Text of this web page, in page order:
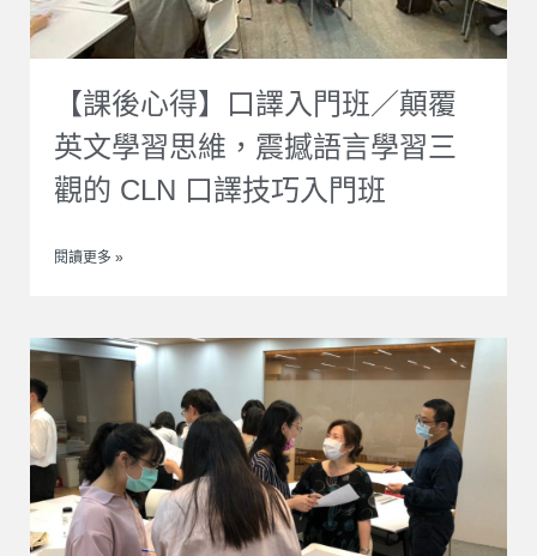
【課後心得】口譯入門班／顛覆
英文學習思維，震撼語言學習三
觀的 CLN 口譯技巧入門班
閱讀更多 »